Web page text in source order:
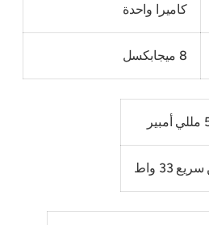
كاميرا واحدة
8 ميجابكسل
33 واط